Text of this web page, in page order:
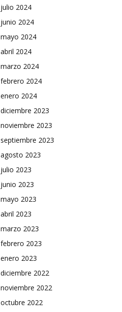
julio 2024
junio 2024
mayo 2024
abril 2024
marzo 2024
febrero 2024
enero 2024
diciembre 2023
noviembre 2023
septiembre 2023
agosto 2023
julio 2023
junio 2023
mayo 2023
abril 2023
marzo 2023
febrero 2023
enero 2023
diciembre 2022
noviembre 2022
octubre 2022